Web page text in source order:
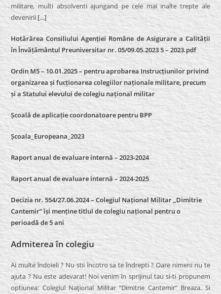
militare, multi absolventi ajungand pe cele mai inalte trepte ale
devenirii […]
Hotărârea Consiliului Agenției Române de Asigurare a Calității
în Învățământul Preuniversitar nr. 05/09.05.2023 5 – 2023.pdf
Ordin M5 – 10.01.2025 – pentru aprobarea Instrucțiunilor privind
organizarea și fucționarea colegiilor naționale militare, precum
și a Statului elevului de colegiu național militar
Școală de aplicație coordonatoare pentru BPP
Școala_Europeana_2023
Raport anual de evaluare internă – 2023-2024
Raport anual de evaluare internă –2024-2025
Decizia nr. 554/27.06.2024 – Colegiul Național Militar „Dimitrie
Cantemir” își menține titlul de colegiu național pentru o
perioadă de 5 ani
Admiterea în colegiu
Ai multe îndoieli ? Nu stii încotro sa te îndrepti ? Oare nimeni nu te
ajuta ? Nu este adevarat! Noi venim în sprijinul tau si-ti propunem
optiunea: Colegiul Naţional Militar “Dimitrie Cantemir” Breaza. Si